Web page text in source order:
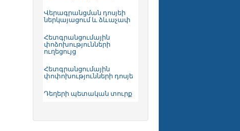
Վերագրանցման դոսյեի
ներկայացում և ձևաչափ
Հետգրանցումային
փոձոխությունների
ուղեցույց
Հետգրանցումային
փոփոխությունների դոսյե
Դեղերի պետական տուրք